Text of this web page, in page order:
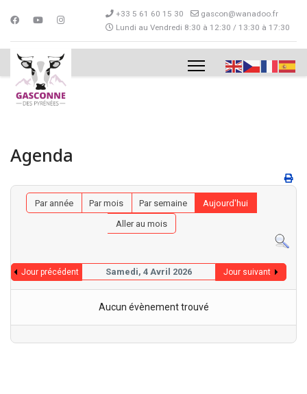
+33 5 61 60 15 30
gascon@wanadoo.fr
Lundi au Vendredi 8:30 à 12:30 / 13:30 à 17:30
Agenda
Par année Par mois Par semaine
Aujourd'hui
Aller au mois
Jour précédent Samedi, 4 Avril 2026 Jour suivant
Aucun évènement trouvé